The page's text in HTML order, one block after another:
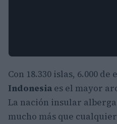
Con 18.330 islas, 6.000
Indonesia es el mayor
La nación insular
mucho más que